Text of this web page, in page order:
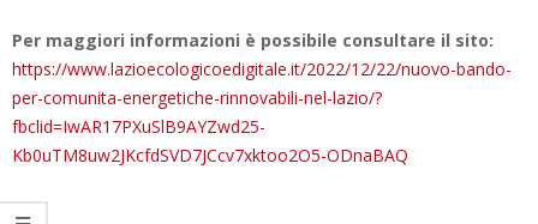
Per maggiori informazioni è possibile consultare il sito:
https://www.lazioecologicoedigitale.it/2022/12/22/nuovo-bando-
per-comunita-energetiche-rinnovabili-nel-lazio/?
fbclid=IwAR17PXuSlB9AYZwd25-
Kb0uTM8uw2JKcfdSVD7JCcv7xktoo2O5-ODnaBAQ